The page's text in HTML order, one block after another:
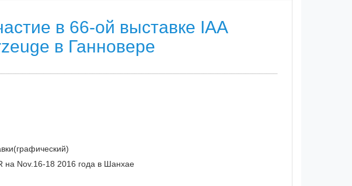
в 66-ой выставке IAA
в Ганновере
на Nov.16-18 2016 года в Шанхае